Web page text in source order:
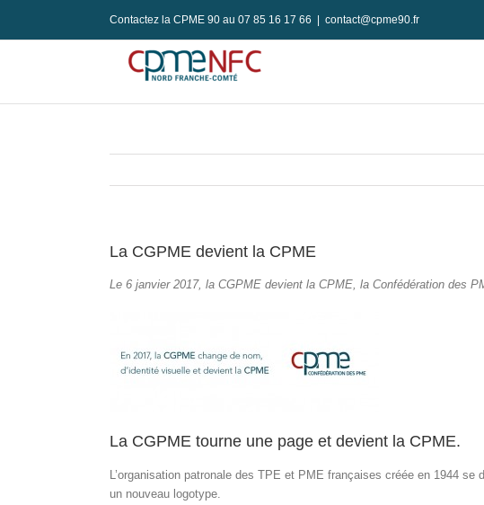
Contactez la CPME 90 au 07 85 16 17 66 contact@cpme90.fr
La CGPME devient la CPME
Le 6 janvier 2017, la CGPME devient la CPME, la Confédération des
La CGPME tourne une page et devient la CPME.
L’organisation patronale des TPE et PME françaises créée en 1944
un nouveau logotype.